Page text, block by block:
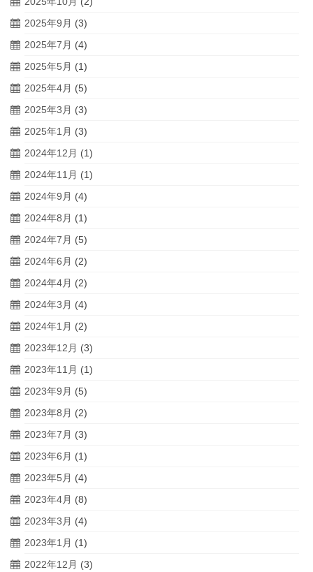
2025年9月 (3)
2025年7月 (4)
2025年5月 (1)
2025年4月 (5)
2025年3月 (3)
2025年1月 (3)
2024年12月 (1)
2024年11月 (1)
2024年9月 (4)
2024年8月 (1)
2024年7月 (5)
2024年6月 (2)
2024年4月 (2)
2024年3月 (4)
2024年1月 (2)
2023年12月 (3)
2023年11月 (1)
2023年9月 (5)
2023年8月 (2)
2023年7月 (3)
2023年6月 (1)
2023年5月 (4)
2023年4月 (8)
2023年3月 (4)
2023年1月 (1)
2022年12月 (3)